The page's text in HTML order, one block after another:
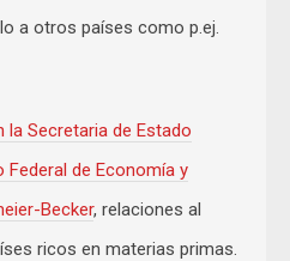
a otros países como p.ej.
la Secretaria de Estado
Federal de Economía y
Becker, relaciones al
ricos en materias primas.